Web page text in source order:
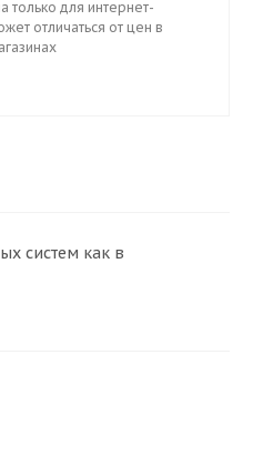
только для интернет-
отличаться от цен в
систем как в